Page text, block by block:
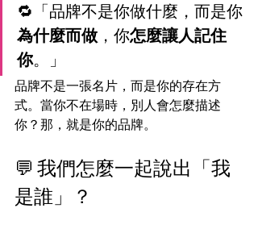
🔁「品牌不是你做什麼，而是你
為什麼而做 ，你怎麼讓人記住
你。」
品牌不是一張名片，而是你的存在方
式。當你不在場時，別人會怎麼描述
你？那，就是你的品牌。
💬 我們怎麼一起說出「我
是誰」？